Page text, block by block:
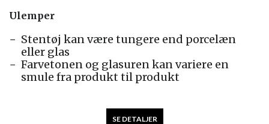
Ulemper
Stentøj kan være tungere end porcelæn
eller glas
Farvetonen og glasuren kan variere en
smule fra produkt til produkt
SE DETALJER